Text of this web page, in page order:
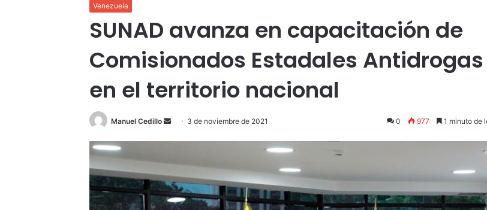
Venezuela
SUNAD avanza en capacitación de
Comisionados Estadales Antidrogas
en el territorio nacional
Manuel Cedillo
Send3 de noviembre de 2021 0 977 1 minuto de